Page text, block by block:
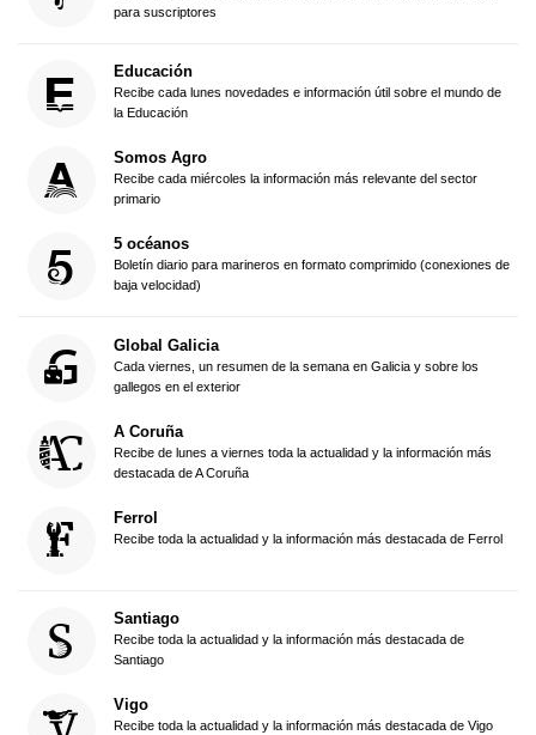
para suscriptores
Educación
Recibe cada lunes novedades e información útil sobre el mundo de
la Educación
Somos Agro
Recibe cada miércoles la información más relevante del sector
primario
5 océanos
Boletín diario para marineros en formato comprimido (conexiones de
baja velocidad)
Global Galicia
Cada viernes, un resumen de la semana en Galicia y sobre los
gallegos en el exterior
A Coruña
Recibe de lunes a viernes toda la actualidad y la información más
destacada de A Coruña
Ferrol
Recibe toda la actualidad y la información más destacada de Ferrol
Santiago
Recibe toda la actualidad y la información más destacada de
Santiago
Vigo
Recibe toda la actualidad y la información más destacada de Vigo